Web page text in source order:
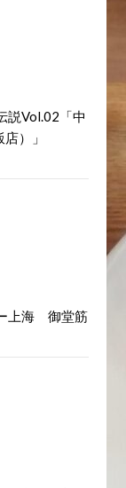
説Vol.02「中
）」
上海 御堂筋